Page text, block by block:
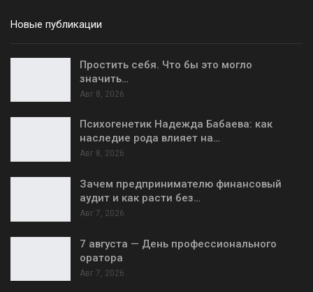
Новые публикации
Простить себя. Что бы это могло
значить…
Авг 8, 2026
Психогенетик Надежда Бабаева: как
наследие рода влияет на…
Авг 8, 2026
Зачем предпринимателю финансовый
аудит и как расти без…
Авг 7, 2026
7 августа — День профессионального
оратора
Авг 7, 2026